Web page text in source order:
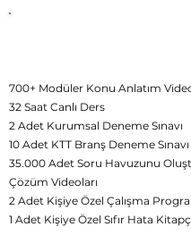
700+ Modüler Konu Anlatım
32 Saat Canlı Ders
2 Adet Kurumsal Deneme Sınavı
10 Adet KTT Branş Deneme Sınavı
35.000 Adet Soru Havuzunu
Çözüm Videoları
2 Adet Kişiye Özel Çalışma
1 Adet Kişiye Özel Sıfır Hata